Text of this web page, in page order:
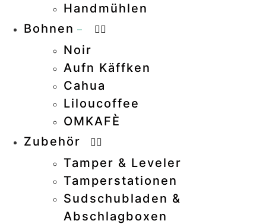
Handmühlen
Bohnen –
Noir
Aufn Käffken
Cahua
Liloucoffee
OMKAFÈ
Zubehör
Tamper & Leveler
Tamperstationen
Sudschubladen &
Abschlagboxen